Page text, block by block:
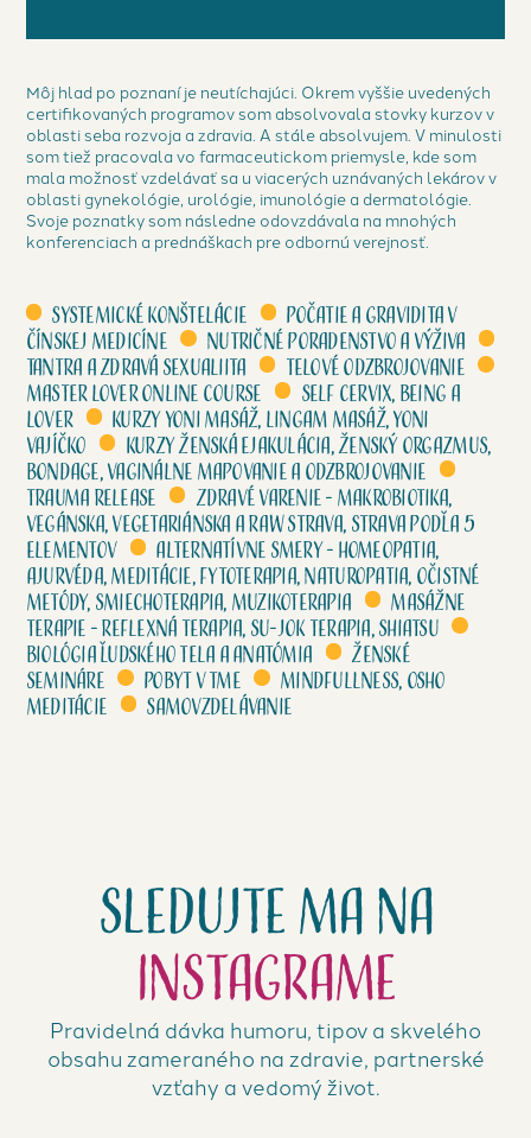
Môj hlad po poznaní je neutíchajúci. Okrem vyššie uvedených
certifikovaných programov som absolvovala stovky kurzov v
oblasti seba rozvoja a zdravia. A stále absolvujem. V minulosti
som tiež pracovala vo farmaceutickom priemysle, kde som
mala možnosť vzdelávať sa u viacerých uznávaných lekárov v
oblasti gynekológie, urológie, imunológie a dermatológie.
Svoje poznatky som následne odovzdávala na mnohých
konferenciach a prednáškach pre odbornú verejnosť.
Systemické konštelácie
Počatie a gravidita v
čínskej medicíne
Nutričné poradenstvo a výživa
Tantra a zdravá sexualiita
Telové odzbrojovanie
Master lover online course
Self cervix, Being a
lover
Kurzy Yoni masáž, Lingam masáž, Yoni
vajíčko
Kurzy Ženská ejakulácia, Ženský orgazmus,
Bondage, Vaginálne mapovanie a odzbrojovanie
Trauma release
Zdravé varenie - Makrobiotika,
vegánska, vegetariánska a raw strava, strava podľa 5
elementov
Alternatívne smery - homeopatia,
ajurvéda, meditácie, fytoterapia, naturopatia, očistné
metódy, smiechoterapia, muzikoterapia
Masážne
terapie - Reflexná terapia, su-jok terapia, shiatsu
Biológia ľudského tela a anatómia
Ženské
semináre
Pobyt v tme
Mindfullness, Osho
meditácie
Samovzdelávanie
Sledujte ma na
Instagrame
Pravidelná dávka humoru, tipov a skvelého
obsahu zameraného na zdravie, partnerské
vzťahy a vedomý život.